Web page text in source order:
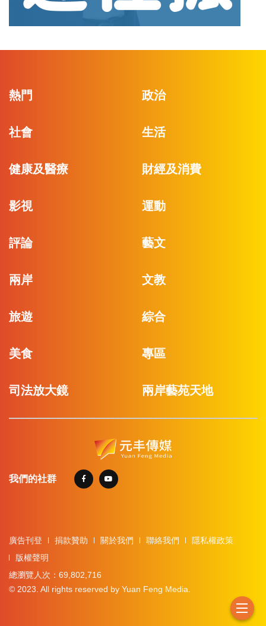
熱門 政治
社會 生活
健康及醫療 財經及消費
影視 運動
評論 藝文
兩岸 文教
旅遊 綜合
美食 專區
司法放大鏡 兩岸藝苑天地
我們的社群
廣告刊登 捐款贊助 關於我們 聯絡我們
隱私權政策
版權聲明
總瀏覽人次：69,802,716
© 2023. All rights reserved by Yuan Feng Media.